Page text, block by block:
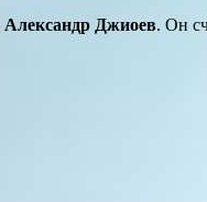
Александр Джиоев. Он